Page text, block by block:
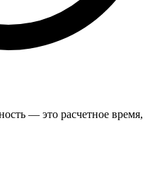
— это расчетное время,